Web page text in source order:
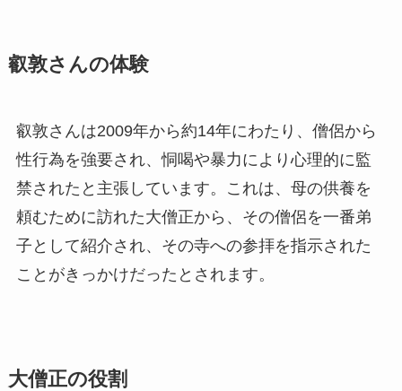
叡敦さんの体験
叡敦さんは2009年から約14年にわたり、僧侶から
性行為を強要され、恫喝や暴力により心理的に監
禁されたと主張しています。これは、母の供養を
頼むために訪れた大僧正から、その僧侶を一番弟
子として紹介され、その寺への参拝を指示された
ことがきっかけだったとされます。
大僧正の役割